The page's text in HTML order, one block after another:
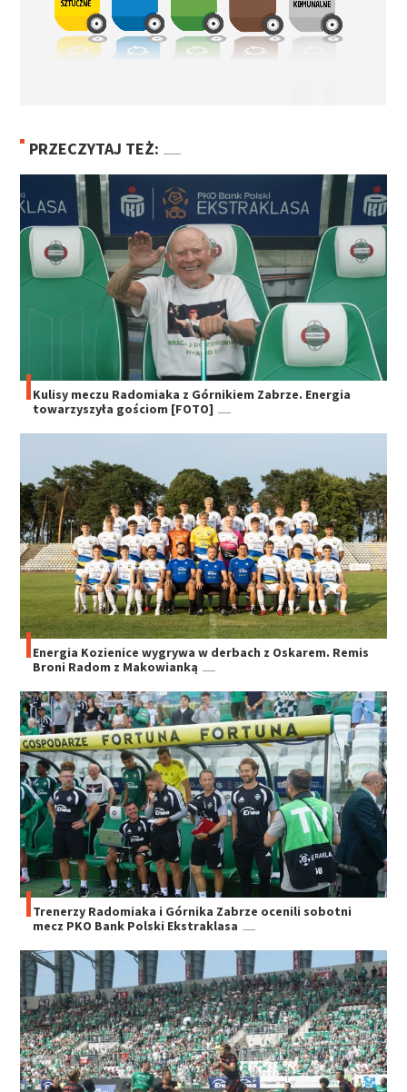
PRZECZYTAJ TEŻ:
Kulisy meczu Radomiaka z Górnikiem Zabrze. Energia
towarzyszyła gościom [FOTO]
Energia Kozienice wygrywa w derbach z Oskarem. Remis
Broni Radom z Makowianką
Trenerzy Radomiaka i Górnika Zabrze ocenili sobotni
mecz PKO Bank Polski Ekstraklasa